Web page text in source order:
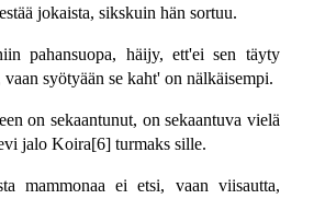
jokaista, sikskuin hän sortuu.
pahansuopa, häijy, ett'ei sen täyty
syötyään se kaht' on nälkäisempi.
on sekaantunut, on sekaantuva vielä
jalo Koira[6] turmaks sille.
mammonaa ei etsi, vaan viisautta,